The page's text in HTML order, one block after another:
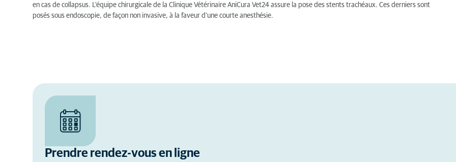
en cas de collapsus. L'équipe chirurgicale de la Clinique Vétérinaire AniCura Vet24 assure la pose des stents trachéaux. Ces derniers sont
posés sous endoscopie, de façon non invasive, à la faveur d'une courte anesthésie.
Prendre rendez-vous en ligne